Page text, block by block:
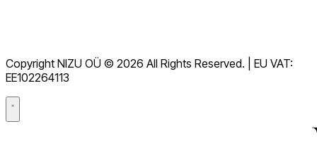
RGPD
Accord de traitement des données (DPA)
Copyright NIZU OÜ © 2026 All Rights Reserved. | EU VAT:
EE102264113